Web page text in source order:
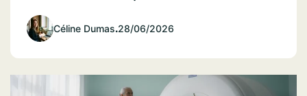
Céline Dumas.28/06/2026